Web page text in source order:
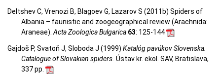
Deltshev C, Vrenozi B, Blagoev G, Lazarov S (2011b) Spiders of
Albania – faunistic and zoogeographical review (Arachnida:
Araneae).Acta Zoologica Bulgarica 63: 125-144
Gajdoš P, Svatoň J, Sloboda J (1999) Katalóg pavúkov Slovenska.
Catalogue of Slovakian spiders. Ústav kr. ekol. SAV, Bratislava,
337 pp.